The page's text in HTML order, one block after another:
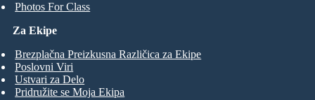
Photos For Class
Za Ekipe
Brezplačna Preizkusna Različica za Ekipe
Poslovni Viri
Ustvari za Delo
Pridružite se Moja Ekipa